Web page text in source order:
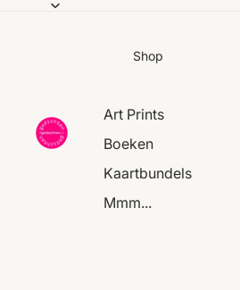
Shop
Art Prints
Boeken
Kaartbundels
Mmm...